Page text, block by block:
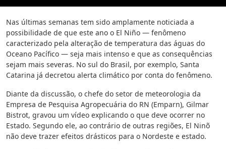
Nas últimas semanas tem sido amplamente noticiada a
possibilidade de que este ano o El Niño — fenômeno
caracterizado pela alteração de temperatura das águas do
Oceano Pacífico — seja mais intenso e que as consequências
sejam mais severas. No sul do Brasil, por exemplo, Santa
Catarina já decretou alerta climático por conta do fenômeno.
Diante da discussão, o chefe do setor de meteorologia da
Empresa de Pesquisa Agropecuária do RN (Emparn), Gilmar
Bistrot, gravou um vídeo explicando o que deve ocorrer no
Estado. Segundo ele, ao contrário de outras regiões, El Ninõ
não deve trazer efeitos drásticos para o Nordeste e estado.